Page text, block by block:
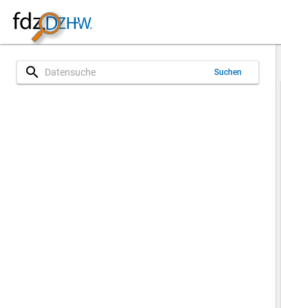
search Suchen